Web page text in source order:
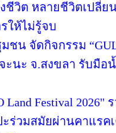
ชีวิต หลายชีวิตเปลี่ย
ให้ไม่รู้จบ
มชน จัดกิจกรรม
ะนะ จ.สงขลา รับมือ
Festival 2026"
ร่วมสมัยผ่านคาแรค